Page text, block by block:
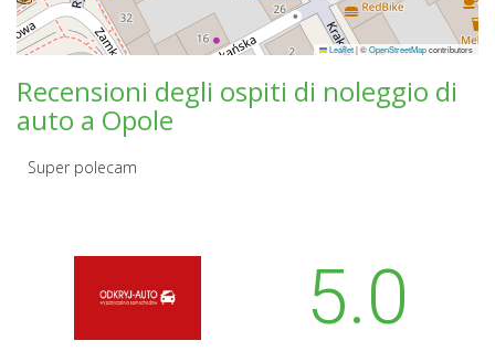
Leaflet|©OpenStreetMapcontributors
Recensioni degli ospiti di noleggio di
auto a Opole
Super polecam
5.0